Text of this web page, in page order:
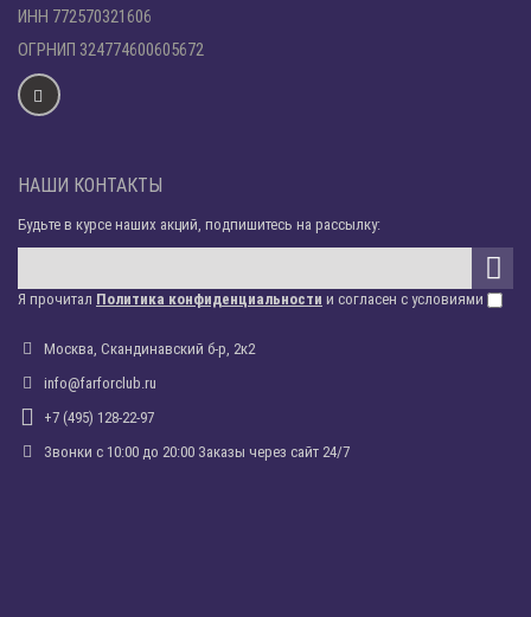
ИНН 772570321606
ОГРНИП 324774600605672
НАШИ КОНТАКТЫ
Будьте в курсе наших акций, подпишитесь на рассылку:
Я прочитал Политика конфиденциальности и согласен с условиями
Москва, Скандинавский б-р, 2к2
info@farforclub.ru
+7 (495) 128-22-97
Звонки c 10:00 до 20:00 Заказы через сайт 24/7